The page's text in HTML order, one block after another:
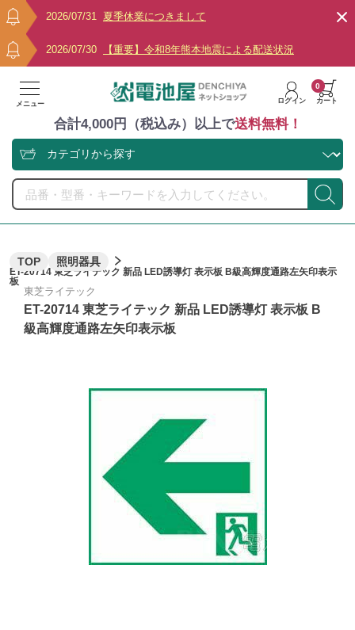
2026/07/31 夏季休業につきまして
2026/07/30 【重要】令和8年熊本地震による配送状況
メニュー ログイン カート
0
合計4,000円（税込み）以上で送料無料！
TOP 照明器具
ET-20714 東芝ライテック 新品 LED誘導灯 表示板 B級高輝度通路左矢印表示
板
東芝ライテック
ET-20714 東芝ライテック 新品 LED誘導灯 表示板 B
級高輝度通路左矢印表示板